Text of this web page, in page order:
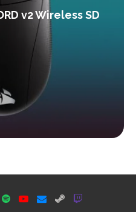
v2 Wireless SD